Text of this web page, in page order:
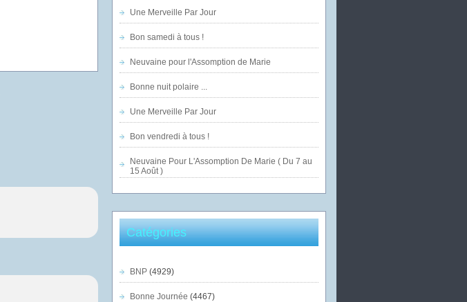
Une Merveille Par Jour
Bon samedi à tous !
Neuvaine pour l'Assomption de Marie
Bonne nuit polaire ...
Une Merveille Par Jour
Bon vendredi à tous !
Neuvaine Pour L'Assomption De Marie ( Du 7 au
15 Août )
Catégories
BNP(4929)
Bonne Journée (4467)